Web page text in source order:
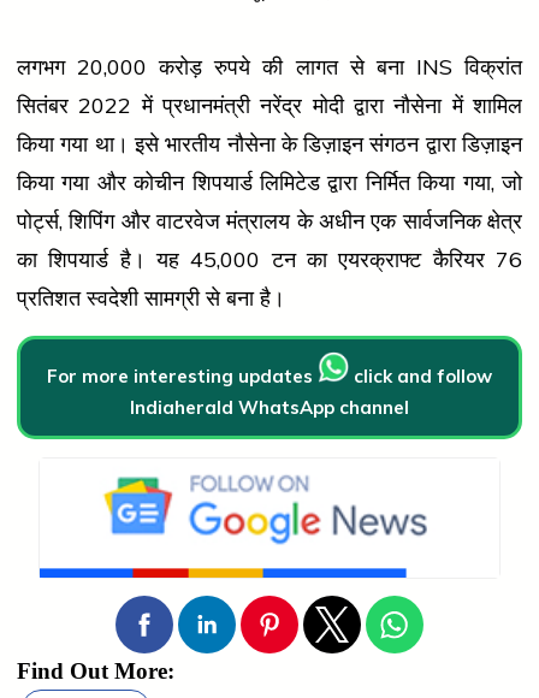
लगभग 20,000 करोड़ रुपये की लागत से बना INS विक्रांत
सितंबर 2022 में प्रधानमंत्री नरेंद्र मोदी द्वारा नौसेना में शामिल
किया गया था। इसे भारतीय नौसेना के डिज़ाइन संगठन द्वारा डिज़ाइन
किया गया और कोचीन शिपयार्ड लिमिटेड द्वारा निर्मित किया गया, जो
पोर्ट्स, शिपिंग और वाटरवेज मंत्रालय के अधीन एक सार्वजनिक क्षेत्र
का शिपयार्ड है। यह 45,000 टन का एयरक्राफ्ट कैरियर 76
प्रतिशत स्वदेशी सामग्री से बना है।
For more interesting updates
click and follow
Indiaherald WhatsApp channel
Find Out More: